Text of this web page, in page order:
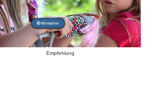
Empfehlung